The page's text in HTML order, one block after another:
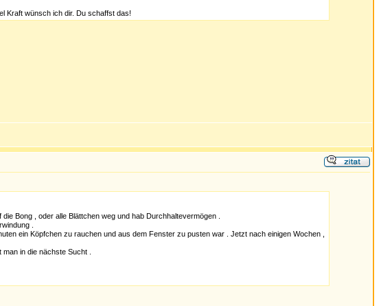
Kraft wünsch ich dir. Du schaffst das!
Bong , oder alle Blättchen weg und hab Durchhaltevermögen .
.
ein Köpfchen zu rauchen und aus dem Fenster zu pusten war . Jetzt nach einigen Wochen ,
in die nächste Sucht .